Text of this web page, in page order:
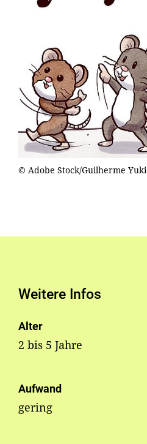
© Adobe Stock/Guilherme
Weitere Infos
Alter
2 bis 5 Jahre
Aufwand
gering